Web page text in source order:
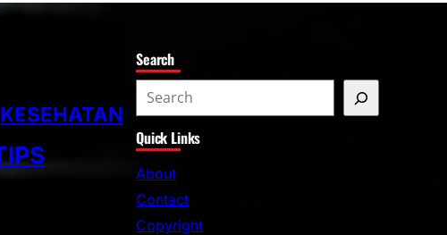
KESEHATAN
Search
e
a
r
c
h
Quick Links
About
Contact
Copyright